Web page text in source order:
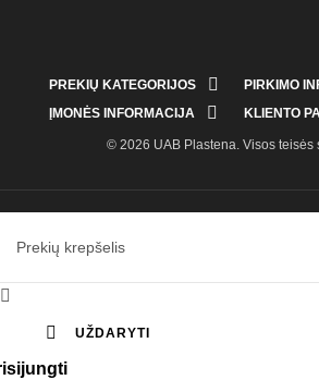
PREKIŲ KATEGORIJOS  PIRKIMO
ĮMONĖS INFORMACIJA  KLIENTO
© 2026 UAB Plastena. Visos teisės
Prekių krepšelis

 UŽDARYTI